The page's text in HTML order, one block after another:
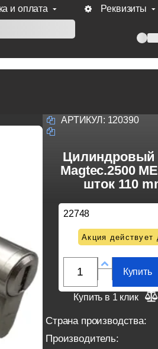
и оплата Реквизиты
Melodia, Forme при оплате по
АРТИКУЛ: 120390
Цилиндровый
Magtec.2500
шток 110
22748
Акция действует
Купить
Купить в 1 клик
Страна производства:
Производитель: